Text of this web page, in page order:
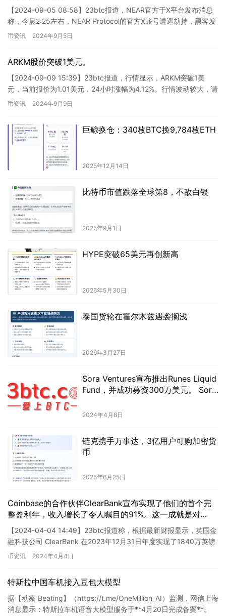
【2024-09-05 08:58】23btc报道，NEAR官方于X平台发布消息
称，今晨2:25左右，NEAR Protocol的官方X账号遭遇劫持，黑客发
布了一系列对加密生态系统…
币资讯 2024年9月5日
ARKM股价突破1美元。
【2024-09-09 15:39】23btc报道，行情显示，ARKM突破1美
元，当前报价为1.01美元，24小时涨幅为4.12%。行情波动较大，请
谨慎管理风险。 ARKM突破1美…
币资讯 2024年9月9日
巨鲸换仓：340枚BTC换9,784枚ETH
2025年12月14日
比特币市值跌落全球第8，不敌白银
2025年9月1日
HYPE突破65美元再创新高
2026年5月30日
泰国货轮在霍尔木兹遇袭搁浅
2026年3月27日
Sora Ventures宣布推出Runes Liquid
Fund，并成功募资300万美元。 Sora
日宣布正式推出其最新基金Runes
货币和区块链项目提供支持，并为投
资者提供全新的投资机会。 通过策略
Runes Liquid Fund致力于为投资者创
发展中的加密货币领域，特别关注具
有潜力、有前景的项目。Sora
对未来经济产生深远影响，并为投资
者带来巨大机会。 通过与行业内领先
Runes Liquid Fund的推出将使更多的
项目的发展中，从中获得丰厚的投资
回报。 Sora Ventures的推出Runes
2024年4月8日
链克携手万事达，3亿用户可购加密货
币
2025年6月25日
Coinbase的合作伙伴ClearBank宣布实现了他们的首个完
整盈利年，收入增长了令人瞩目的91%。这一成就是对
ClearBank团队不懈努力和卓越经营的认可。 ClearBank是
一家在数字资产交易领域备受赞誉的初创公司，他们与
Coinbase合作，为数字资产交易提供关键的银行服务。通
过他们的合作，ClearBank为Coinbase的用户提供了可
业的领导者之一——Coinbase选择与ClearBank合作，对
构与数字资产行业之间的壁垒，成功实现了商业增长和盈利
【2024-04-04 14:49】23btc报道称，根据最新财报显示，英国金
融科技公司 ClearBank 在2023年12月31日年度实现了1840万英镑
（2330万美元）的税…
币资讯 2024年4月4日
特斯拉中国车机接入豆包大模型
据【动察 Beating】（https://t.me/OneMillion_AI）监测，网信上海
消息显示：特斯拉车机语音大模型服务于**4月20日完成备案**。